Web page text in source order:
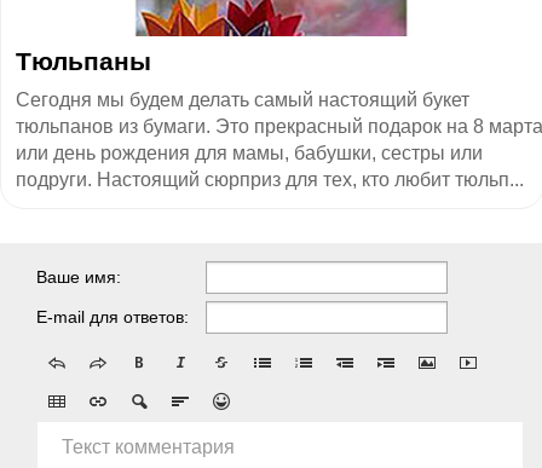
Тюльпаны
Сегодня мы будем делать самый настоящий букет
тюльпанов из бумаги. Это прекрасный подарок на 8 марта
или день рождения для мамы, бабушки, сестры или
подруги. Настоящий сюрприз для тех, кто любит тюльп...
Ваше имя:
E-mail для ответов:
Текст комментария